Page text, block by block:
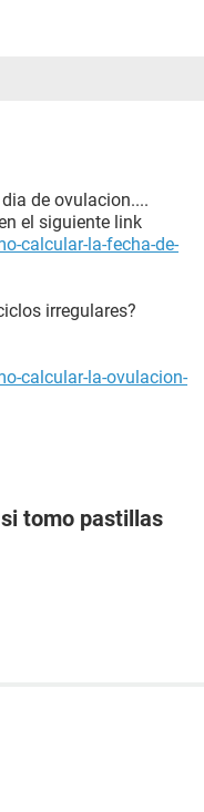
de ovulacion....
el siguiente link
calcular-la-fecha-de-
irregulares?
calcular-la-ovulacion-
tomo pastillas